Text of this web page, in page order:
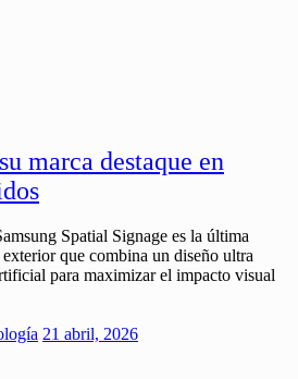
marca destaque en
Spatial Signage es la última
que combina un diseño ultra
para maximizar el impacto visual
21 abril, 2026